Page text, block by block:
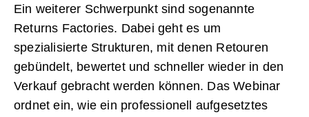
Ein weiterer Schwerpunkt sind sogenannte
Returns Factories. Dabei geht es um
spezialisierte Strukturen, mit denen Retouren
gebündelt, bewertet und schneller wieder in den
Verkauf gebracht werden können. Das Webinar
ordnet ein, wie ein professionell aufgesetztes